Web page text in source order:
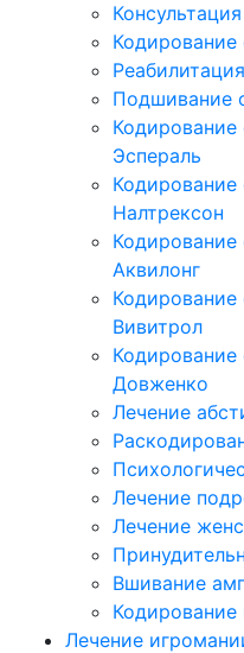
Кодирование
Подшивание
Кодирование
Эспераль
Кодирование
Налтрексон
Кодирование
Аквилонг
Кодирование
Вивитрол
Кодирование
Довженко
Лечение
Лечение
Лечение
Вшивание
Кодирование
Лечение